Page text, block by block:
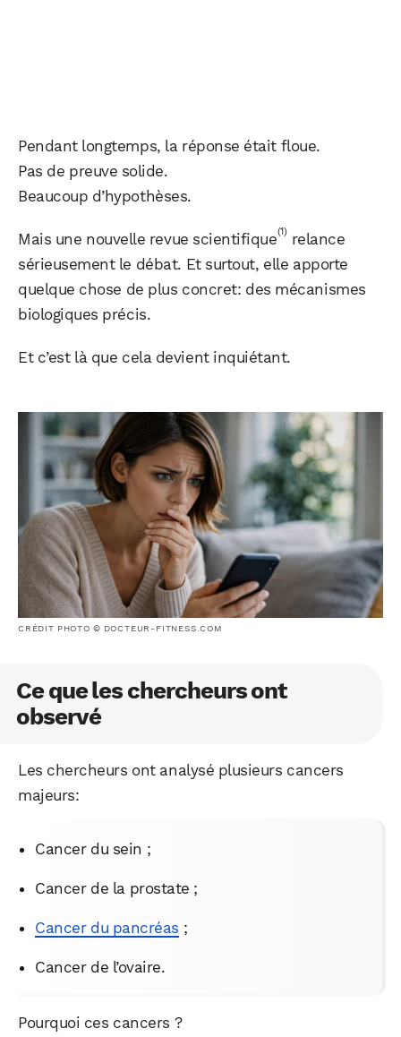
Pendant longtemps, la réponse était floue.
Pas de preuve solide.
Beaucoup d’hypothèses.
Mais une nouvelle revue scientifique(1) relance
sérieusement le débat. Et surtout, elle apporte
quelque chose de plus concret: des mécanismes
biologiques précis.
Et c’est là que cela devient inquiétant.
CRÉDIT PHOTO © DOCTEUR-FITNESS.COM
Ce que les chercheurs ont
observé
Les chercheurs ont analysé plusieurs cancers
majeurs:
Cancer du sein ;
Cancer de la prostate ;
Cancer du pancréas ;
Cancer de l’ovaire.
Pourquoi ces cancers ?